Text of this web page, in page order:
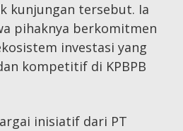
kunjungan tersebut. Ia
pihaknya berkomitmen
investasi yang
kompetitif di KPBPB
inisiatif dari PT